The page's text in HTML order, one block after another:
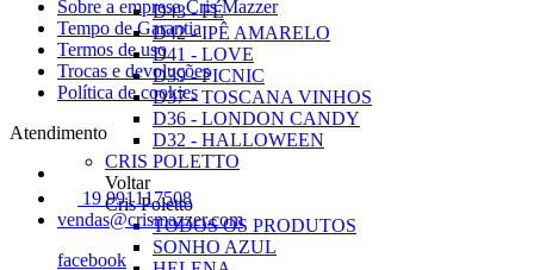
D43 - FÉ
D42 - IPÊ AMARELO
D41 - LOVE
D39 - PICNIC
D37 - TOSCANA VINHOS
D36 - LONDON CANDY
D32 - HALLOWEEN
CRIS POLETTO
Voltar
Cris Poletto
TODOS OS PRODUTOS
SONHO AZUL
Sobre a empresa Cris Mazzer
Tempo de Garantia
Termos de uso
Trocas e devoluções
Política de cookies
Atendimento
19 991117508
vendas@crismazzer.com
facebook